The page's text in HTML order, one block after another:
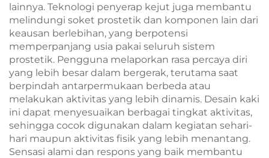
lainnya. Teknologi penyerap kejut juga membantu
melindungi soket prostetik dan komponen lain dari
keausan berlebihan, yang berpotensi
memperpanjang usia pakai seluruh sistem
prostetik. Pengguna melaporkan rasa percaya diri
yang lebih besar dalam bergerak, terutama saat
berpindah antarpermukaan berbeda atau
melakukan aktivitas yang lebih dinamis. Desain kaki
ini dapat menyesuaikan berbagai tingkat aktivitas,
sehingga cocok digunakan dalam kegiatan sehari-
hari maupun aktivitas fisik yang lebih menantang.
Sensasi alami dan respons yang baik membantu